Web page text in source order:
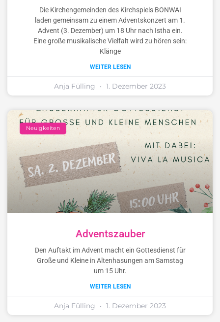
Die Kirchengemeinden des Kirchspiels BONWAI
laden gemeinsam zu einem Adventskonzert am 1.
Advent (3. Dezember) um 18 Uhr nach Istha ein.
Eine große musikalische Vielfalt wird zu hören sein:
Klänge
WEITER LESEN
Anja Fülling 1. Dezember 2023
Neuigkeiten
Adventszauber
Den Auftakt im Advent macht ein Gottesdienst für
Große und Kleine in Altenhasungen am Samstag
um 15 Uhr.
WEITER LESEN
Anja Fülling 1. Dezember 2023